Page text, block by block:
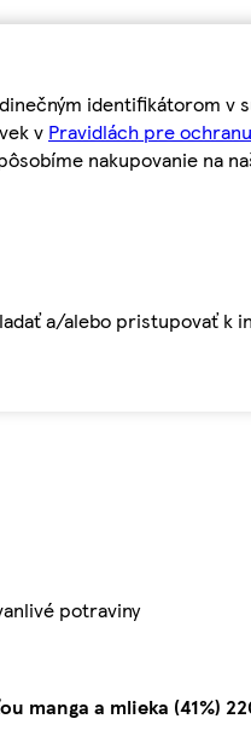
identifikátorom v
v Pravidlách pre
nakupovanie na
a/alebo pristupovať k
potraviny
manga a mlieka (41%)